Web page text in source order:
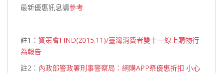
最新優惠訊息請參考
註1： 資策會FIND(2015.11)/臺灣消費者雙十一線上購物行
為報告
註2： 內政部警政署刑事警察局：網購APP祭優惠折扣 小心